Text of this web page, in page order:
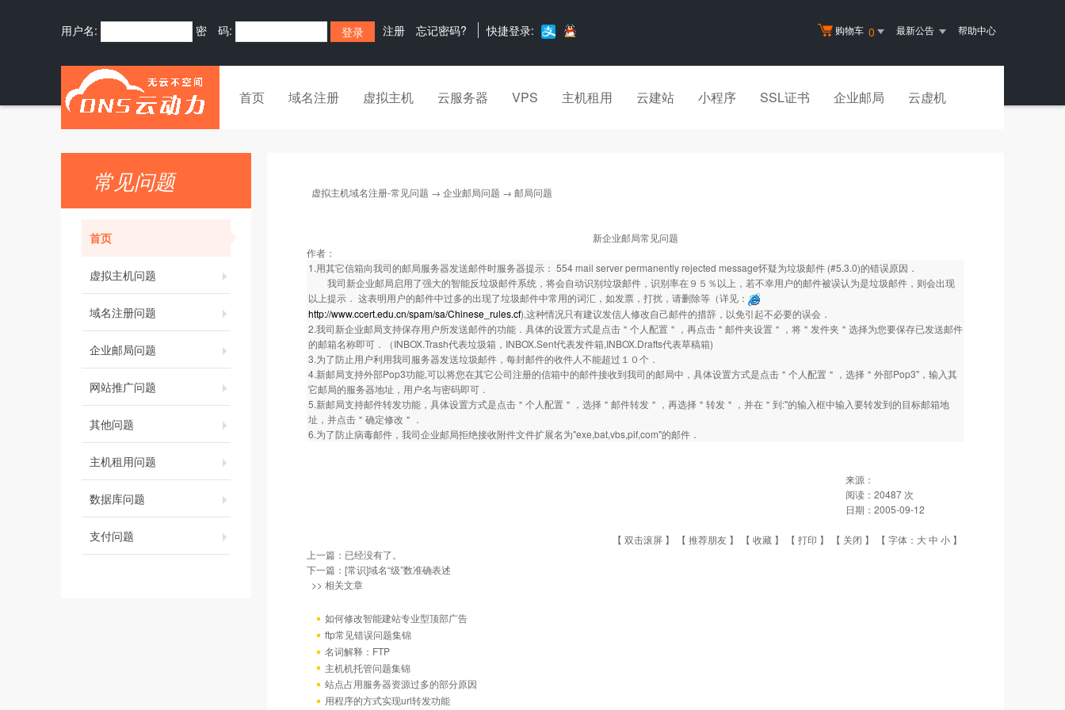
购物车 0 最新公告 帮助中心
用户名: 密 码: 注册 忘记密码? 快捷登录:
首页 域名注册 虚拟主机 云服务器 VPS 主机租用 云建站 小程序 SSL证书 企业邮局 云虚机
常见问题
首页
虚拟主机问题
域名注册问题
企业邮局问题
网站推广问题
其他问题
主机租用问题
数据库问题
支付问题
虚拟主机域名注册-常见问题 → 企业邮局问题 → 邮局问题
新企业邮局常见问题
作者：
1.用其它信箱向我司的邮局服务器发送邮件时服务器提示： 554 mail server permanently rejected message怀疑为垃圾邮件 (#5.3.0)的错误原因．
我司新企业邮局启用了强大的智能反垃圾邮件系统，将会自动识别垃圾邮件，识别率在９５％以上，若不幸用户的邮件被误认为是垃圾邮件，则会出现
以上提示． 这表明用户的邮件中过多的出现了垃圾邮件中常用的词汇，如发票，打扰，请删除等（详见：
http://www.ccert.edu.cn/spam/sa/Chinese_rules.cf),这种情况只有建议发信人修改自己邮件的措辞，以免引起不必要的误会．
2.我司新企业邮局支持保存用户所发送邮件的功能．具体的设置方式是点击＂个人配置＂，再点击＂邮件夹设置＂，将＂发件夹＂选择为您要保存已发送邮件
的邮箱名称即可．（INBOX.Trash代表垃圾箱，INBOX.Sent代表发件箱,INBOX.Drafts代表草稿箱)
3.为了防止用户利用我司服务器发送垃圾邮件，每封邮件的收件人不能超过１０个．
4.新邮局支持外部Pop3功能,可以将您在其它公司注册的信箱中的邮件接收到我司的邮局中，具体设置方式是点击＂个人配置＂，选择＂外部Pop3"，输入其
它邮局的服务器地址，用户名与密码即可．
5.新邮局支持邮件转发功能，具体设置方式是点击＂个人配置＂，选择＂邮件转发＂，再选择＂转发＂，并在＂到:"的输入框中输入要转发到的目标邮箱地
址，并点击＂确定修改＂．
6.为了防止病毒邮件，我司企业邮局拒绝接收附件文件扩展名为"exe,bat,vbs,pif,com"的邮件．
来源：
阅读： 20487 次
日期： 2005-09-12
【 双击滚屏 】 【 推荐朋友 】 【 收藏 】 【 打印 】 【 关闭 】 【 字体： 大中 小 】
上一篇：已经没有了。
下一篇： [常识]域名“级”数准确表述
>> 相关文章
如何修改智能建站专业型顶部广告
ftp常见错误问题集锦
名词解释：FTP
主机机托管问题集锦
站点占用服务器资源过多的部分原因
用程序的方式实现url转发功能